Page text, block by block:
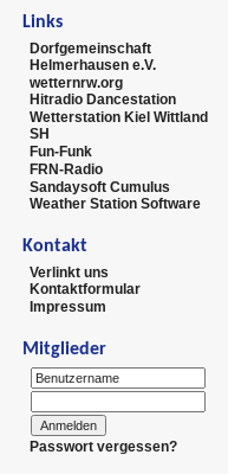
Links
Dorfgemeinschaft
Helmerhausen e.V.
wetternrw.org
Hitradio Dancestation
Wetterstation Kiel Wittland
SH
Fun-Funk
FRN-Radio
Sandaysoft Cumulus
Weather Station Software
Kontakt
Verlinkt uns
Kontaktformular
Impressum
Mitglieder
Passwort vergessen?